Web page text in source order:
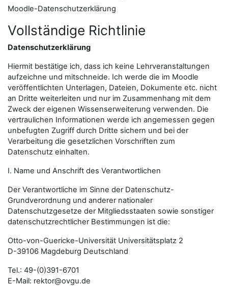
Moodle-Datenschutzerklärung
Vollständige Richtlinie
Datenschutzerklärung
Hiermit bestätige ich, dass ich keine Lehrveranstaltungen
aufzeichne und mitschneide. Ich werde die im Moodle
veröffentlichten Unterlagen, Dateien, Dokumente etc. nicht
an Dritte weiterleiten und nur im Zusammenhang mit dem
Zweck der eigenen Wissenserweiterung verwenden. Die
vertraulichen Informationen werde ich angemessen gegen
unbefugten Zugriff durch Dritte sichern und bei der
Verarbeitung die gesetzlichen Vorschriften zum
Datenschutz einhalten.
I. Name und Anschrift des Verantwortlichen
Der Verantwortliche im Sinne der Datenschutz-
Grundverordnung und anderer nationaler
Datenschutzgesetze der Mitgliedsstaaten sowie sonstiger
datenschutzrechtlicher Bestimmungen ist die:
Otto-von-Guericke-Universität Universitätsplatz 2
D-39106 Magdeburg Deutschland
Tel.: 49-(0)391-6701
E-Mail: rektor@ovgu.de